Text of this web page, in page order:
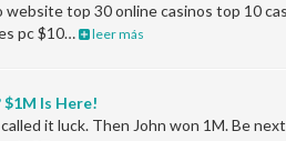
website top 30 online casinos top 10
pc $10…
leer más
Is Here!
called it luck. Then John won 1M. Be